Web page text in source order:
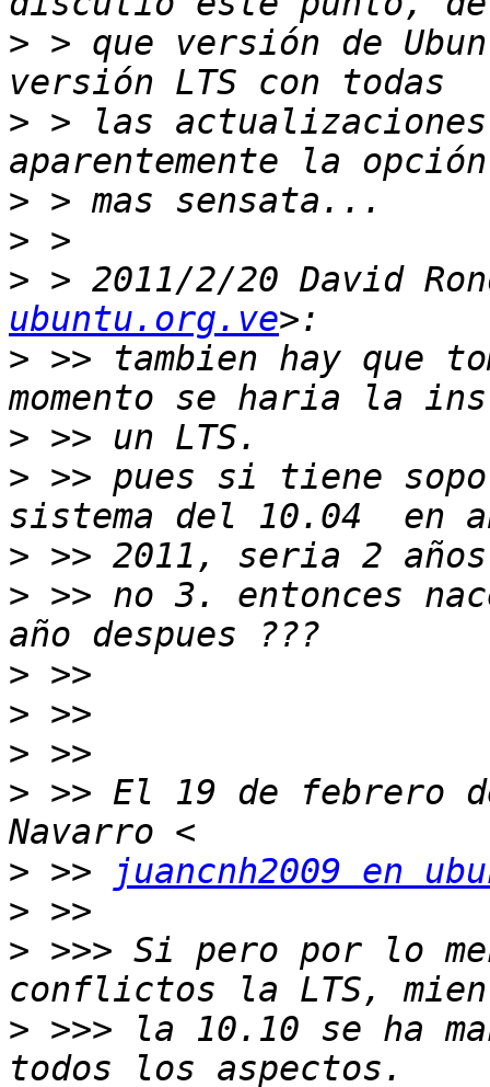
> > que versión de
> > las actualizaciones
>
>
> > 2011/2/20 David
ubuntu.org.ve
> >> tambien hay que
>
> >> pues si tiene
>
> >> no 3. entonces
>
>
>
> >> El 19 de febrero
> >>
juancnh2009 en
>
> >>> Si pero por lo
> >>> la 10.10 se ha